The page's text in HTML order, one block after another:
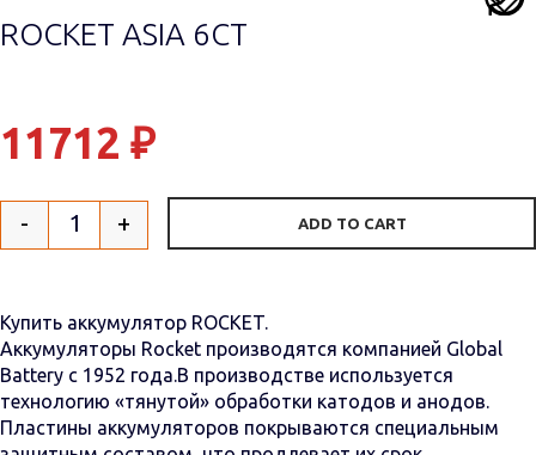
ROCKET ASIA 6СТ
11712 ₽
Quantity
- + ADD TO CART
Купить аккумулятор ROCKET.
Аккумуляторы Rocket производятся компанией Global
Battery с 1952 года.В производстве используется
технологию «тянутой» обработки катодов и анодов.
Пластины аккумуляторов покрываются специальным